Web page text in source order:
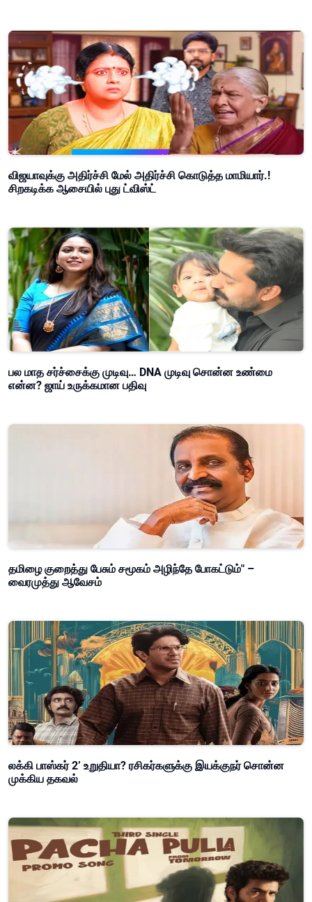
விஜயாவுக்கு அதிர்ச்சி மேல் அதிர்ச்சி கொடுத்த மாமியார்.!
சிறகடிக்க ஆசையில் புது ட்விஸ்ட்
பல மாத சர்ச்சைக்கு முடிவு… DNA முடிவு சொன்ன உண்மை
என்ன? ஜாய் உருக்கமான பதிவு
தமிழை குறைத்து பேசும் சமூகம் அழிந்தே போகட்டும்" –
வைரமுத்து ஆவேசம்
லக்கி பாஸ்கர் 2’ உறுதியா? ரசிகர்களுக்கு இயக்குநர் சொன்ன
முக்கிய தகவல்